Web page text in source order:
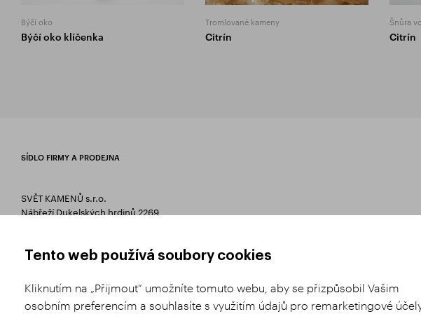
Býčí oko
Býčí oko klíčenka
Tromlované kameny
Citrín
Šnůra
Citrín
SÍDLO FIRMY A PRODEJNA
SVĚT KAMENŮ s.r.o.
Nábřeží Dukelských hrdinů 2269
T +420 571 657 766
Tento web používá soubory cookies
Kliknutím na „Přijmout“ umožníte tomuto webu, aby se přizpůsobil Vašim
osobním preferencím a souhlasíte s využitím údajů pro remarketingové